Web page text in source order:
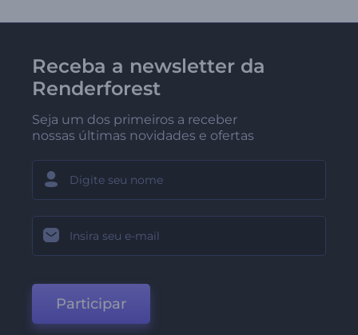
Receba a newsletter da
Renderforest
Seja um dos primeiros a receber
nossas últimas novidades e ofertas
Participar